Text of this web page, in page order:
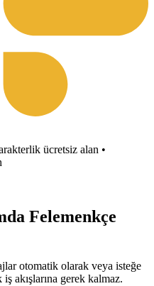
ücretsiz alan •
Felemenkçe
otomatik olarak veya isteğe
akışlarına gerek kalmaz.